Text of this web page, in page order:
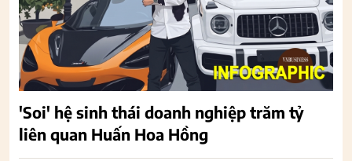
'Soi' hệ sinh thái doanh nghiệp trăm tỷ
liên quan Huấn Hoa Hồng